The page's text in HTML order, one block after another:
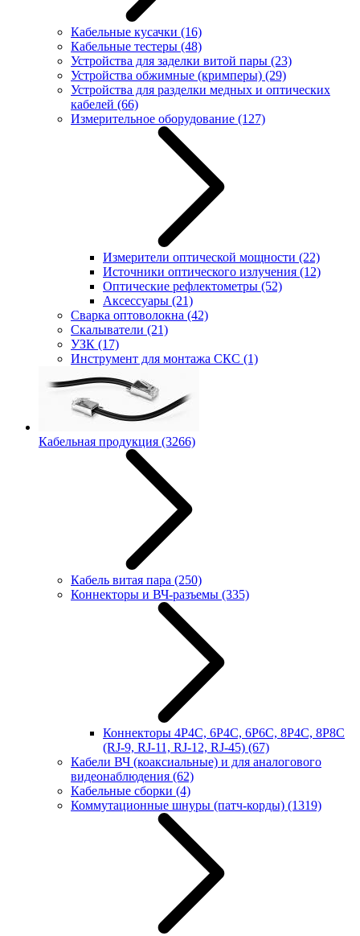
Кабельные кусачки (16)
Кабельные тестеры (48)
Устройства для заделки витой пары (23)
Устройства обжимные (кримперы) (29)
Устройства для разделки медных и оптических
кабелей (66)
Измерительное оборудование (127)
Измерители оптической мощности (22)
Источники оптического излучения (12)
Оптические рефлектометры (52)
Аксессуары (21)
Сварка оптоволокна (42)
Скалыватели (21)
УЗК (17)
Инструмент для монтажа СКС (1)
Кабельная продукция (3266)
Кабель витая пара (250)
Коннекторы и ВЧ-разъемы (335)
Коннекторы 4P4C, 6P4C, 6P6C, 8P4C, 8P8C
(RJ-9, RJ-11, RJ-12, RJ-45) (67)
Кабели ВЧ (коаксиальные) и для аналогового
видеонаблюдения (62)
Кабельные сборки (4)
Коммутационные шнуры (патч-корды) (1319)